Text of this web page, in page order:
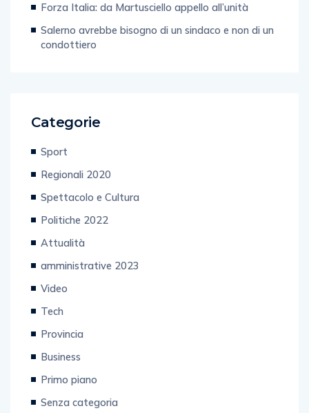
Forza Italia: da Martusciello appello all’unità
Salerno avrebbe bisogno di un sindaco e non di un
condottiero
Categorie
Sport
Regionali 2020
Spettacolo e Cultura
Politiche 2022
Attualità
amministrative 2023
Video
Tech
Provincia
Business
Primo piano
Senza categoria